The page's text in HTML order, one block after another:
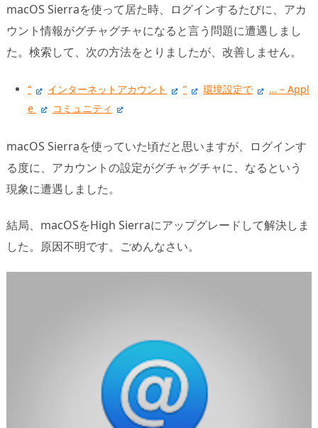
macOS Sierraを使って居た時、ログインするたびに、アカ
ウント情報がグチャグチャになると言う問題に遭遇しまし
た。検索して、次の方法をとりましたが、改善しません。
“ インターネットアカウント ” 環境設定で
… – Appl
e
コミュニティ
macOS Sierraを使っていた頃だと思いますが、ログインす
る度に、アカウントの設定がグチャグチャに、なるという
現象に遭遇しました。
結局、macOSをHigh Sierraにアップグレードして解決しま
した。原因不明です。ごめんなさい。